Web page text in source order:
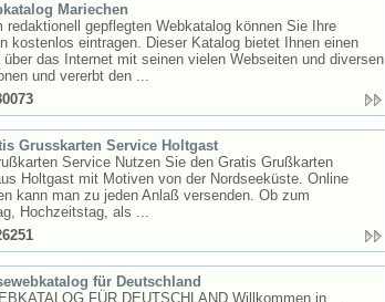
Mariechen
redaktionell gepflegten Webkatalog können Sie Ihre
kostenlos eintragen. Dieser Katalog bietet Ihnen einen
über das Internet mit seinen vielen Webseiten und diversen
und vererbt den ...
Grusskarten Service Holtgast
Service Nutzen Sie den Gratis Grußkarten
Holtgast mit Motiven von der Nordseeküste. Online
kann man zu jeden Anlaß versenden. Ob zum
Hochzeitstag, als ...
für Deutschland
FÜR DEUTSCHLAND Willkommen in